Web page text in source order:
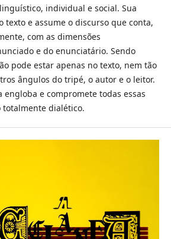
individual e social. Sua
texto e assume o discurso que conta,
com as dimensões
e do enunciatário. Sendo
pode estar apenas no texto, nem tão
ângulos do tripé, o autor e o leitor.
engloba e compromete todas essas
dialético.